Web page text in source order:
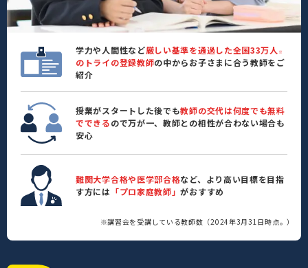
学力や人間性など厳しい基準を通過した全国33万人 ※
のトライの登録教師の中からお子さまに合う教師をご
紹介
授業がスタートした後でも教師の交代は何度でも無料
でできるので万が一、教師との相性が合わない場合も
安心
難関大学合格や医学部合格など、より高い目標を目指
す方には 「プロ家庭教師」がおすすめ
※講習会を受講している教師数（2024年3月31日時点。）